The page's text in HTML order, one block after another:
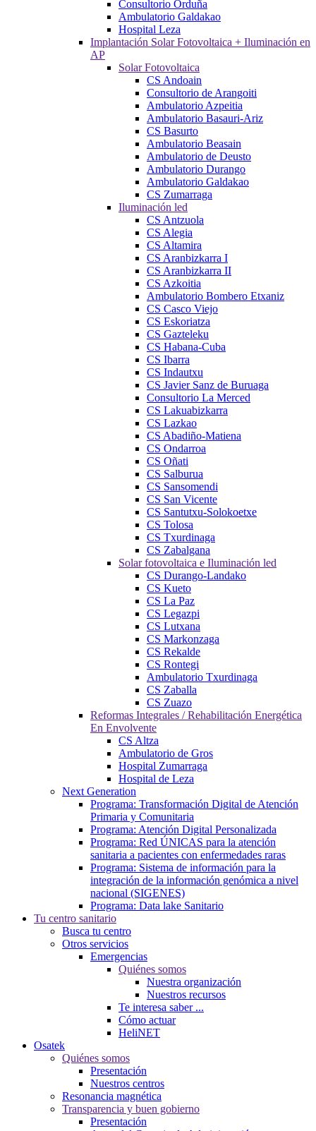
Consultorio Orduña
Ambulatorio Galdakao
Hospital Leza
Implantación Solar Fotovoltaica + Iluminación en
AP
Solar Fotovoltaica
CS Andoain
Consultorio de Arangoiti
Ambulatorio Azpeitia
Ambulatorio Basauri-Ariz
CS Basurto
Ambulatorio Beasain
Ambulatorio de Deusto
Ambulatorio Durango
Ambulatorio Galdakao
CS Zumarraga
Iluminación led
CS Antzuola
CS Alegia
CS Altamira
CS Aranbizkarra I
CS Aranbizkarra II
CS Azkoitia
Ambulatorio Bombero Etxaniz
CS Casco Viejo
CS Eskoriatza
CS Gazteleku
CS Habana-Cuba
CS Ibarra
CS Indautxu
CS Javier Sanz de Buruaga
Consultorio La Merced
CS Lakuabizkarra
CS Lazkao
CS Abadiño-Matiena
CS Ondarroa
CS Oñati
CS Salburua
CS Sansomendi
CS San Vicente
CS Santutxu-Solokoetxe
CS Tolosa
CS Txurdinaga
CS Zabalgana
Solar fotovoltaica e Iluminación led
CS Durango-Landako
CS Kueto
CS La Paz
CS Legazpi
CS Lutxana
CS Markonzaga
CS Rekalde
CS Rontegi
Ambulatorio Txurdinaga
CS Zaballa
CS Zuazo
Reformas Integrales / Rehabilitación Energética
En Envolvente
CS Altza
Ambulatorio de Gros
Hospital Zumarraga
Hospital de Leza
Next Generation
Programa: Transformación Digital de Atención
Primaria y Comunitaria
Programa: Atención Digital Personalizada
Programa: Red ÚNICAS para la atención
sanitaria a pacientes con enfermedades raras
Programa: Sistema de información para la
integración de la información genómica a nivel
nacional (SIGENES)
Programa: Data lake Sanitario
Tu centro sanitario
Busca tu centro
Otros servicios
Emergencias
Quiénes somos
Nuestra organización
Nuestros recursos
Te interesa saber ...
Cómo actuar
HeliNET
Osatek
Quiénes somos
Presentación
Nuestros centros
Resonancia magnética
Transparencia y buen gobierno
Presentación